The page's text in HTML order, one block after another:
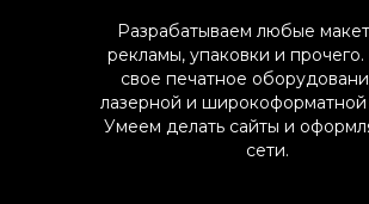
Разрабатываем любые
рекламы, упаковки и
свое печатное
лазерной и широкоформатной
Умеем делать сайты и
сети.